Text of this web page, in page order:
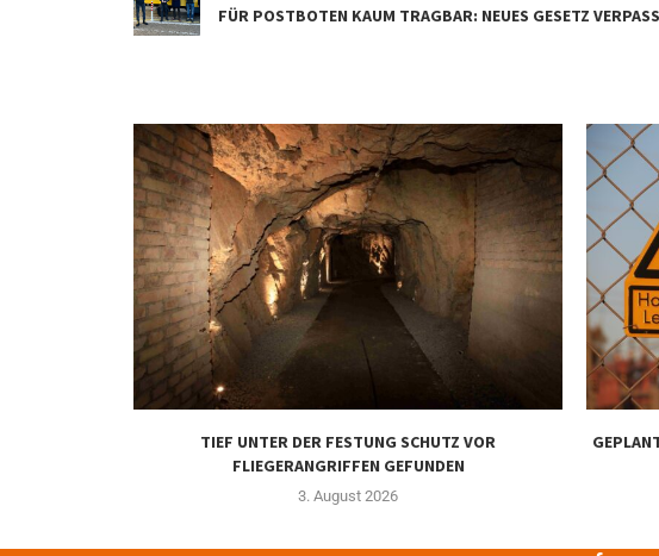
FÜR POSTBOTEN KAUM TRAGBAR: NEUES GESETZ
TIEF UNTER DER FESTUNG SCHUTZ VOR
FLIEGERANGRIFFEN GEFUNDEN
3. August 2026